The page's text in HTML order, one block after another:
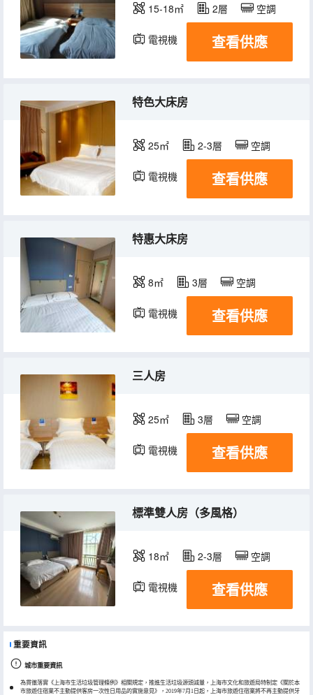
15-18㎡ 2層 空調
電視機 查看供應
特色大床房
25㎡ 2-3層 空調
電視機 查看供應
特惠大床房
8㎡ 3層 空調
電視機 查看供應
三人房
25㎡ 3層 空調
電視機 查看供應
標準雙人房（多風格）
18㎡ 2-3層 空調
電視機 查看供應
重要資訊
城市重要資訊
為貫徹落實《上海市生活垃圾管理條例》相關規定，推進生活垃圾源頭減量，上海市文化和旅遊局特制定《關於本
市旅遊住宿業不主動提供客房一次性日用品的實施意見》，2019年7月1日起，上海市旅遊住宿業將不再主動提供牙